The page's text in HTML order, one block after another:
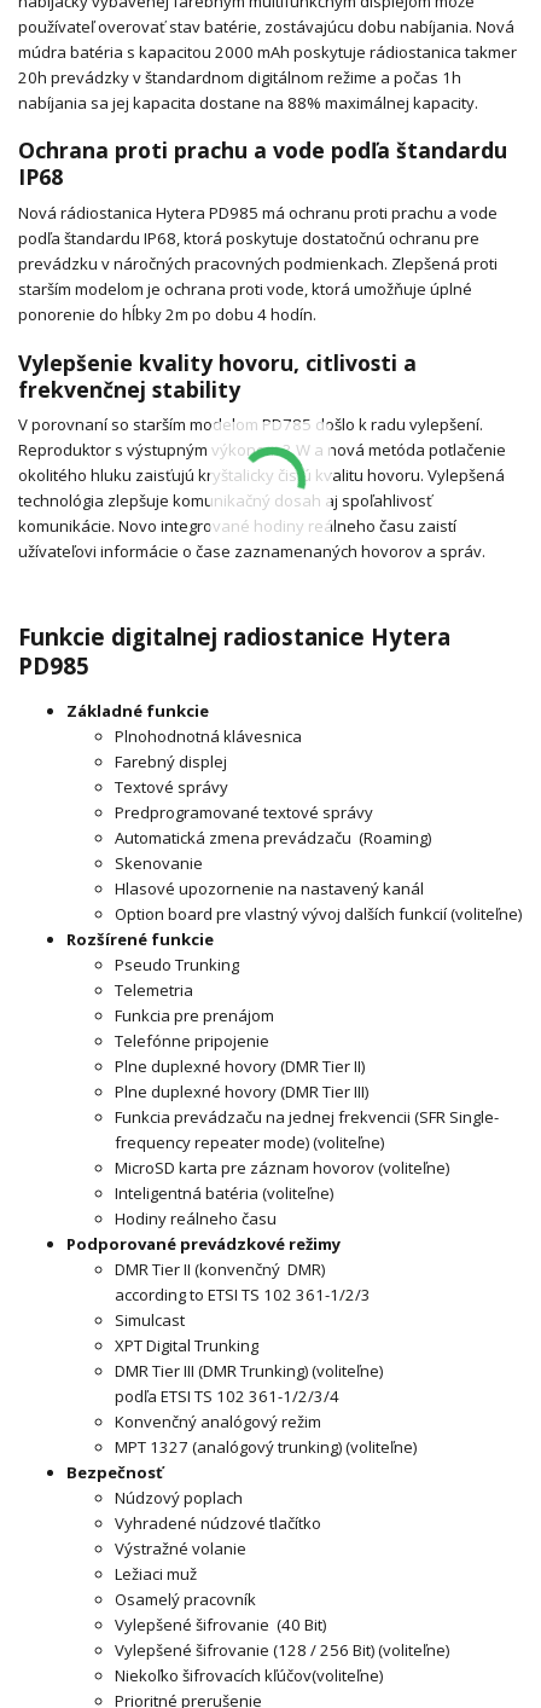
používateľ overovať stav batérie, zostávajúcu dobu nabíjania. Nová
múdra batéria s kapacitou 2000 mAh poskytuje rádiostanica takmer
20h prevádzky v štandardnom digitálnom režime a počas 1h
nabíjania sa jej kapacita dostane na 88% maximálnej kapacity.
Ochrana proti prachu a vode podľa štandardu
IP68
Nová rádiostanica Hytera PD985 má ochranu proti prachu a vode
podľa štandardu IP68, ktorá poskytuje dostatočnú ochranu pre
prevádzku v náročných pracovných podmienkach. Zlepšená proti
starším modelom je ochrana proti vode, ktorá umožňuje úplné
ponorenie do hĺbky 2m po dobu 4 hodín.
Vylepšenie kvality hovoru, citlivosti a
frekvenčnej stability
V porovnaní so starším modelom PD785 došlo k radu vylepšení.
Reproduktor s výstupným výkonom 3 W a nová metóda potlačenie
okolitého hluku zaisťujú kryštalicky čistú kvalitu hovoru. Vylepšená
technológia zlepšuje komunikačný dosah aj spoľahlivosť
komunikácie. Novo integrované hodiny reálneho času zaistí
užívateľovi informácie o čase zaznamenaných hovorov a správ.
Funkcie digitalnej radiostanice Hytera
PD985
Základné funkcie
Plnohodnotná klávesnica
Farebný displej
Textové správy
Predprogramované textové správy
Automatická zmena prevádzaču (Roaming)
Skenovanie
Hlasové upozornenie na nastavený kanál
Option board pre vlastný vývoj dalších funkcií (voliteľne)
Rozšírené funkcie
Pseudo Trunking
Telemetria
Funkcia pre prenájom
Telefónne pripojenie
Plne duplexné hovory (DMR Tier II)
Plne duplexné hovory (DMR Tier III)
Funkcia prevádzaču na jednej frekvencii (SFR Single-
frequency repeater mode) (voliteľne)
MicroSD karta pre záznam hovorov (voliteľne)
Inteligentná batéria (voliteľne)
Hodiny reálneho času
Podporované prevádzkové režimy
DMR Tier II (konvenčný DMR)
according to ETSI TS 102 361-1/2/3
Simulcast
XPT Digital Trunking
DMR Tier III (DMR Trunking) (voliteľne)
podľa ETSI TS 102 361-1/2/3/4
Konvenčný analógový režim
MPT 1327 (analógový trunking) (voliteľne)
Bezpečnosť
Núdzový poplach
Vyhradené núdzové tlačítko
Výstražné volanie
Ležiaci muž
Osamelý pracovník
Vylepšené šifrovanie (40 Bit)
Vylepšené šifrovanie (128 / 256 Bit) (voliteľne)
Niekoľko šifrovacích kľúčov(voliteľne)
Prioritné prerušenie